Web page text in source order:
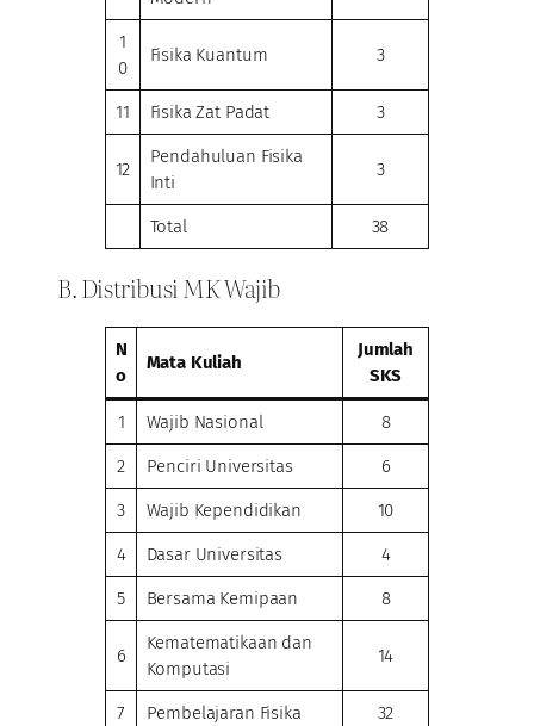
1
0
Fisika Kuantum 3
11 Fisika Zat Padat 3
12
Pendahuluan Fisika
Inti
3
Total 38
B. Distribusi MK Wajib
N
o
Mata Kuliah
Jumlah
SKS
1 Wajib Nasional 8
2 Penciri Universitas 6
3 Wajib Kependidikan 10
4 Dasar Universitas 4
5 Bersama Kemipaan 8
6
Kematematikaan dan
Komputasi
14
7 Pembelajaran Fisika 32